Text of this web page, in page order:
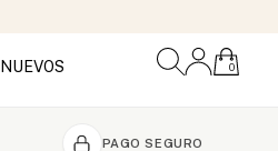
NUEVOS 0
PAGO SEGURO